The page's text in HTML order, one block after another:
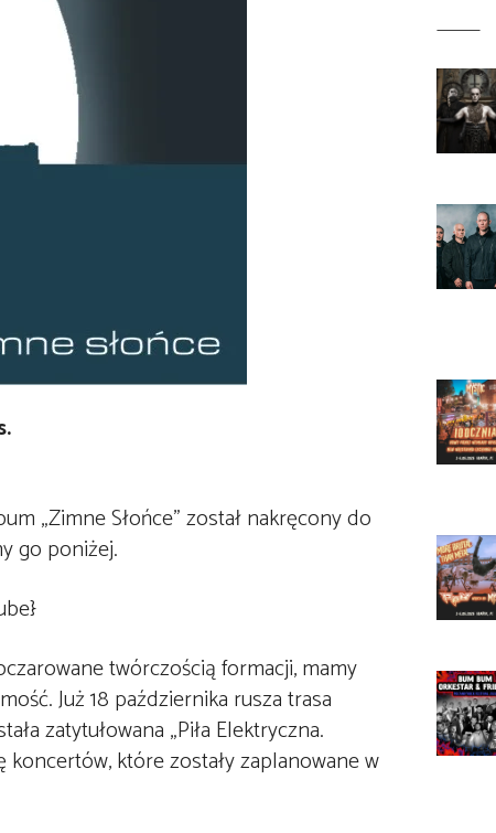
„Zimne Słońce” został nakręcony do
go poniżej.
twórczością formacji, mamy
Już 18 października rusza trasa
zatytułowana „Piła Elektryczna.
które zostały zaplanowane w